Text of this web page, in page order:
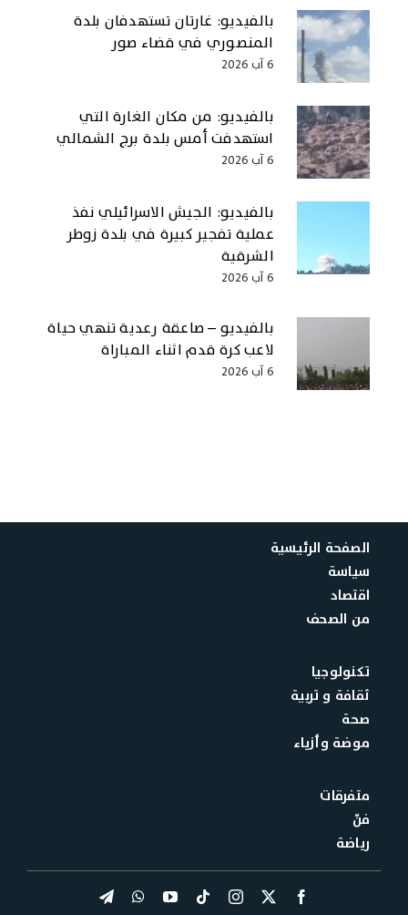
بالفيديو: غارتان تستهدفان بلدة
المنصوري في قضاء صور
6 آب 2026
بالفيديو: من مكان الغارة التي
استهدفت أمس بلدة برج الشمالي
6 آب 2026
بالفيديو: الجيش الاسرائيلي نفذ
عملية تفجير كبيرة في بلدة زوطر
الشرقية
6 آب 2026
بالفيديو – صاعقة رعدية تنهي حياة
لاعب كرة قدم اثناء المباراة
6 آب 2026
الصفحة الرئيسية
سياسة
اقتصاد
من الصحف
تكنولوجيا
ثقافة و تربية
صحة
موضة وأزياء
متفرقات
فنّ
رياضة